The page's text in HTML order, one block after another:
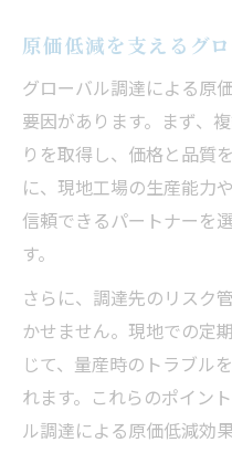
原価低減を支えるグ
グローバル調達による原
要因があります。まず、
りを取得し、価格と品質
に、現地工場の生産能力
信頼できるパートナーを
す。
さらに、調達先のリスク
かせません。現地での定
じて、量産時のトラブル
れます。これらのポイン
ル調達による原価低減効